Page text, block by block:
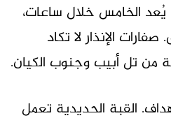
يُعد الخامس خلال ساعات،
الإنذار لا تكاد
تل أبيب وجنوب الكيان.
القبة الحديدية تعمل